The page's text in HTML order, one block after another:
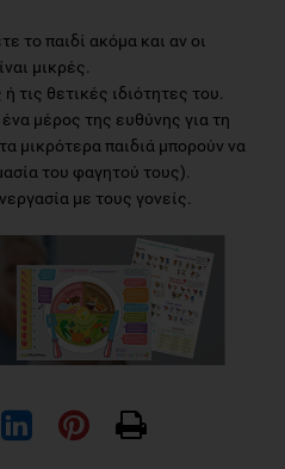
το παιδί ακόμα και αν οι
μικρές.
τις θετικές ιδιότητες του.
μέρος της ευθύνης για τη
μικρότερα παιδιά μπορούν να
του φαγητού τους).
με τους γονείς.